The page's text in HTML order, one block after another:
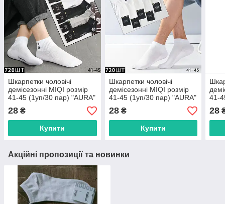
Шкарпетки чоловічі
демісезонні MIQI розмір
41-45 (1уп/30 пар) "AURA"
купити гуртом в Одесі на 7
км
28 ₴
Купити
Шкарпетки чоловічі
демісезонні MIQI розмір
41-45 (1уп/30 пар) "AURA"
купити гуртом в Одесі на 7
км
28₴
Купити
41-
км
28
Акційні пропозиції та новинки